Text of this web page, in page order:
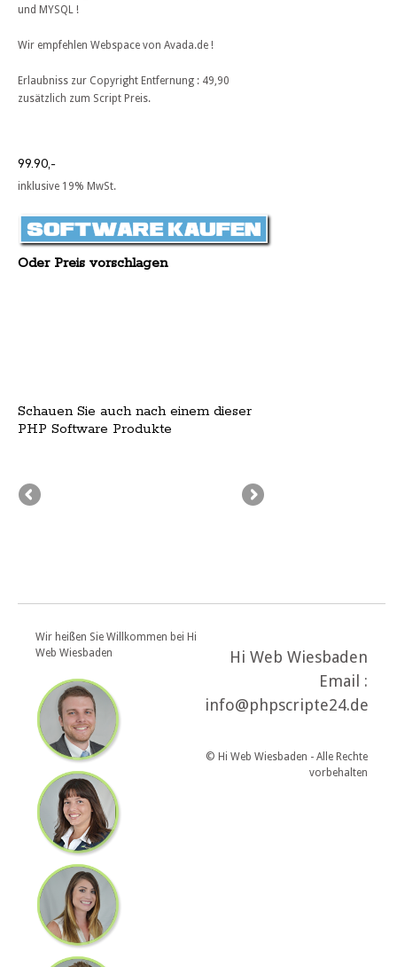
und MYSQL !
Wir empfehlen Webspace von Avada.de !
Erlaubniss zur Copyright Entfernung : 49,90
zusätzlich zum Script Preis.
99.90,-
inklusive 19% MwSt.
Oder Preis vorschlagen
Schauen Sie auch nach einem dieser
PHP Software Produkte
Wir heißen Sie Willkommen bei Hi
Web Wiesbaden
Hi Web Wiesbaden
Email :
info@phpscripte24.de
© Hi Web Wiesbaden - Alle Rechte
vorbehalten